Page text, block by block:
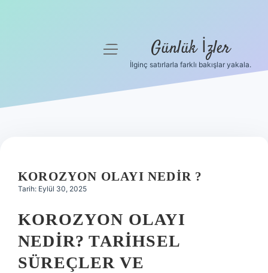
Hakkımızda
menüyü
Günlük İzler
İlginç satırlarla farklı bakışlar yakala.
KOROZYON OLAYI NEDIR ?
Tarih: Eylül 30, 2025
KOROZYON OLAYI
NEDIR? TARIHSEL
SÜREÇLER VE